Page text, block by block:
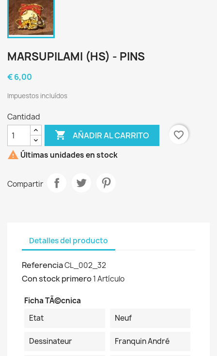
MARSUPILAMI (HS) - PINS
€ 6,00
Impuestos incluídos
Cantidad
 AÑADIR AL CARRITO
favorite_border
 Últimas unidades en stock
Compartir
Detalles del producto
ReferenciaCL_002_32
Con stock primero1 Artículo
Ficha TÃ©cnica
Etat
Neuf
Dessinateur Franquin André